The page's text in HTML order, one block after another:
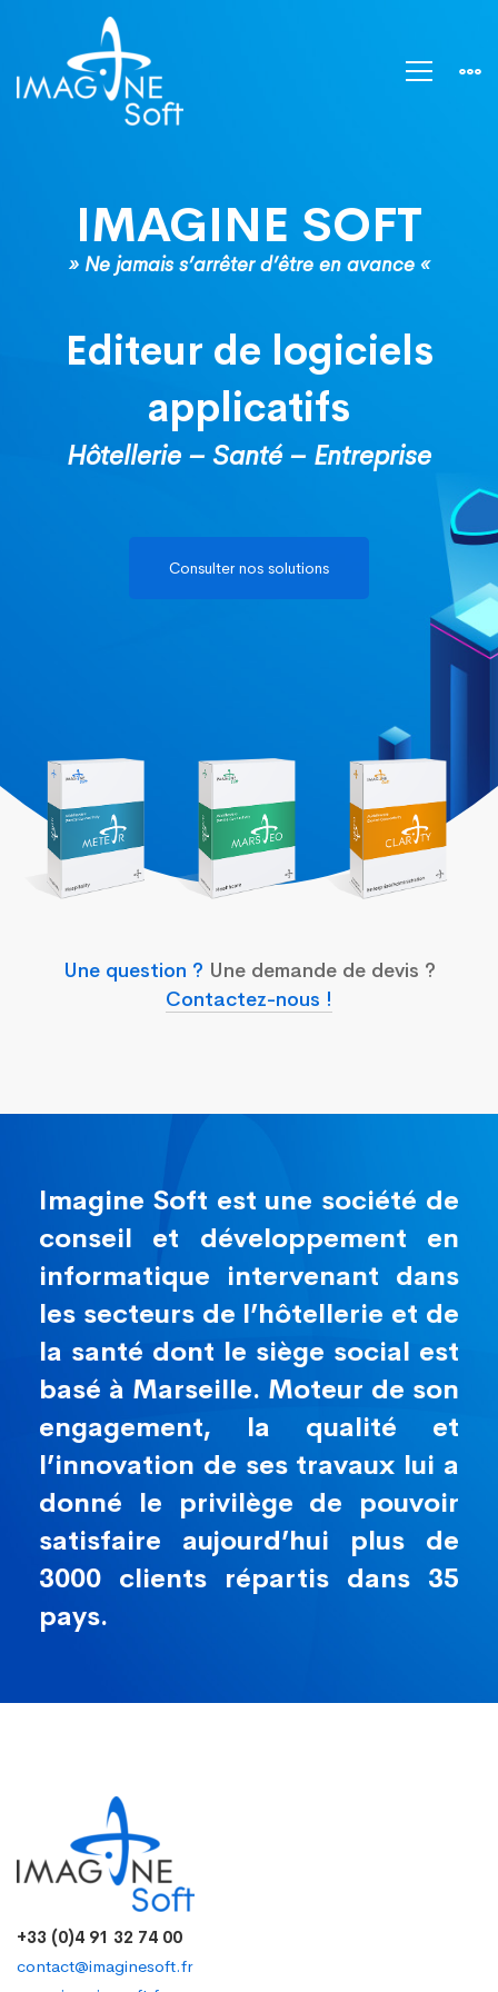
Logiciel
de
hôtellerie,
d’hôpitaux
Imagine
IMAGINE SOFT
» Ne jamais s’arrêter d’être en avance «
Editeur de logiciels
applicatifs
Hôtellerie – Santé – Entreprise
Consulter nos solutions
Une question ? Une demande de devis ?
Contactez-nous !
Imagine Soft est une société de
conseil et développement en
informatique intervenant dans
les secteurs de l’hôtellerie et de
la santé dont le siège social est
basé à Marseille. Moteur de son
engagement, la qualité et
l’innovation de ses travaux lui a
donné le privilège de pouvoir
satisfaire aujourd’hui plus de
3000 clients répartis dans 35
pays.
+33 (0)4 91 32 74 00
contact@imaginesoft.fr